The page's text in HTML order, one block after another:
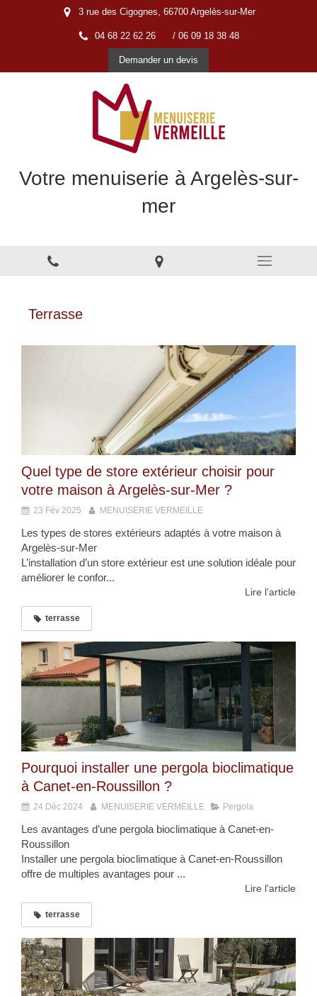
3 rue des Cigognes, 66700 Argelès-sur-Mer
04 68 22 62 26 / 06 09 18 38 48
Demander un devis
Votre menuiserie à Argelès-sur-
mer
Terrasse
Quel type de store extérieur choisir pour
votre maison à Argelès-sur-Mer ?
23 Fév 2025 MENUISERIE VERMEILLE
Les types de stores extérieurs adaptés à votre maison à
Argelès-sur-Mer
L’installation d’un store extérieur est une solution idéale pour
améliorer le confor...
Lire l'article
terrasse
Pourquoi installer une pergola bioclimatique
à Canet-en-Roussillon ?
24 Déc 2024 MENUISERIE VERMEILLE Pergola
Les avantages d’une pergola bioclimatique à Canet-en-
Roussillon
Installer une pergola bioclimatique à Canet-en-Roussillon
offre de multiples avantages pour ...
Lire l'article
terrasse